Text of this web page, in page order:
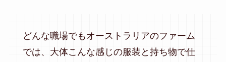
どんな職場でもオーストラリアのファーム
では、大体こんな感じの服装と持ち物で仕